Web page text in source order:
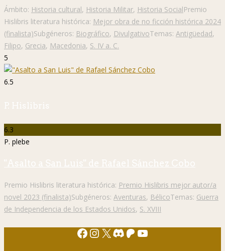
Ámbito: Historia cultural, Historia Militar, Historia SocialPremio
Hislibris literatura histórica: Mejor obra de no ficción histórica 2024
(finalista)Subgéneros: Biográfico, DivulgativoTemas: Antigüedad,
Filipo, Grecia, Macedonia, S. IV a. C.
5
6.5
P. Hislibris
6.3
P. plebe
"Asalto a San Luis" de Rafael Sánchez Cobo
Premio Hislibris literatura histórica: Premio Hislibris mejor autor/a
novel 2023 (finalista)Subgéneros: Aventuras, BélicoTemas: Guerra
de Independencia de los Estados Unidos, S. XVIII
Facebook
Instagram
X Discord
Patreon
YouTube